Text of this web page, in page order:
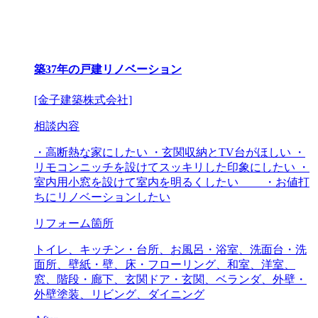
築37年の戸建リノベーション
[金子建築株式会社]
相談内容
・高断熱な家にしたい ・玄関収納とTV台がほしい ・
リモコンニッチを設けてスッキリした印象にしたい ・
室内用小窓を設けて室内を明るくしたい ・お値打
ちにリノベーションしたい
リフォーム箇所
トイレ、キッチン・台所、お風呂・浴室、洗面台・洗
面所、壁紙・壁、床・フローリング、和室、洋室、
窓、階段・廊下、玄関ドア・玄関、ベランダ、外壁・
外壁塗装、リビング、ダイニング